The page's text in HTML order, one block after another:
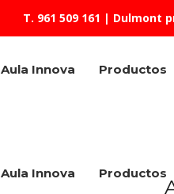
T. 961 509 161 | Dulmont
Aula Innova Productos
Aula Innova Productos